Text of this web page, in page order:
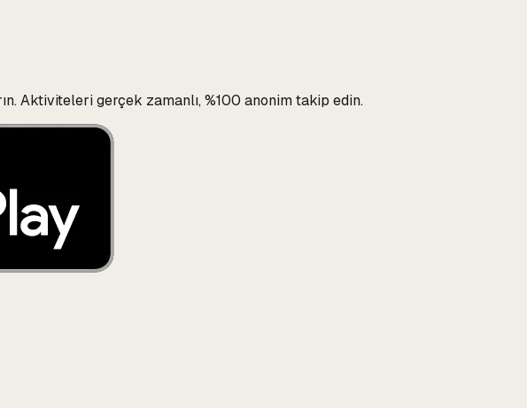
Aktiviteleri gerçek zamanlı, %100 anonim takip edin.